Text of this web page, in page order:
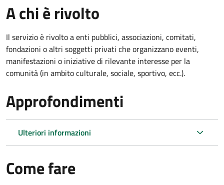
A chi è rivolto
Il servizio è rivolto a enti pubblici, associazioni, comitati,
fondazioni o altri soggetti privati che organizzano eventi,
manifestazioni o iniziative di rilevante interesse per la
comunità (in ambito culturale, sociale, sportivo, ecc.).
Approfondimenti
Ulteriori informazioni
Come fare